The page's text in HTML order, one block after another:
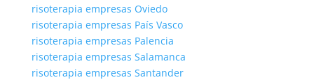
risoterapia empresas Oviedo
risoterapia empresas País Vasco
risoterapia empresas Palencia
risoterapia empresas Salamanca
risoterapia empresas Santander